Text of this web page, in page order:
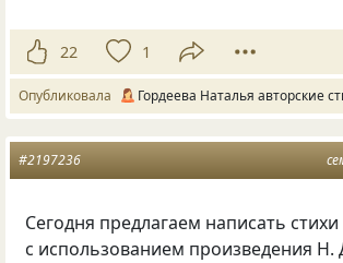
22 1
Опубликовала Гордеева Наталья авторские
#2197236
Сегодня предлагаем написать стихи
с использованием произведения Н.